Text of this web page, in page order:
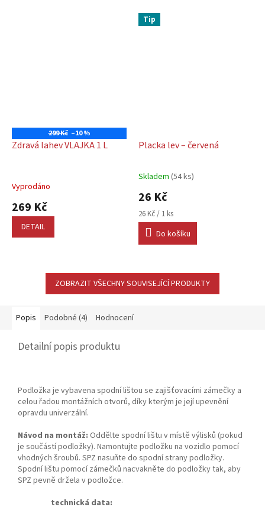
299 Kč –10 %
Zdravá lahev VLAJKA 1 L
Vyprodáno
269 Kč
DETAIL
Tip
Placka lev – červená
Průměrné
hodnocení
produktu
je
5,0
5
Skladem (54 ks)
26 Kč
Měrná
cena:
26 Kč / 1 ks
Do košíku
ZOBRAZIT VŠECHNY SOUVISEJÍCÍ PRODUKTY
Popis Podobné (4) Hodnocení
Detailní popis produktu
Podložka je vybavena spodní lištou se zajišťovacími zámečky a
celou řadou montážních otvorů, díky kterým je její upevnění
opravdu univerzální.
Návod na montáž: Oddělte spodní lištu v místě výlisků (pokud
je součástí podložky). Namontujte podložku na vozidlo pomocí
vhodných šroubů. SPZ nasuňte do spodní strany podložky.
Spodní lištu pomocí zámečků nacvakněte do podložky tak, aby
SPZ pevně držela v podložce.
technická data: